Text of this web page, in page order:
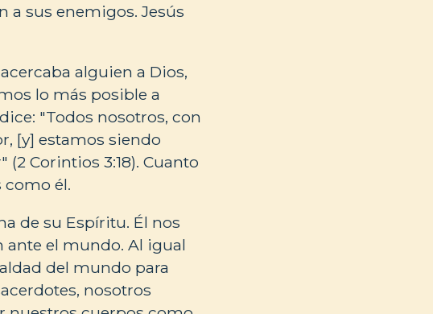
a sus enemigos. Jesús
alguien a Dios,
lo más posible a
"Todos nosotros, con
[y] estamos siendo
Corintios 3:18). Cuanto
como él.
de su Espíritu. Él nos
ante el mundo. Al igual
del mundo para
nosotros